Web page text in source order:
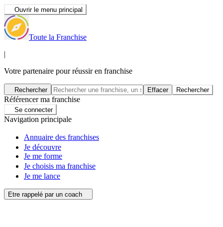
Ouvrir le menu principal
Toute la Franchise
|
Votre partenaire pour réussir en franchise
Rechercher Effacer Rechercher
Référencer ma franchise
Se connecter
Navigation principale
Annuaire des franchises
Je découvre
Je me forme
Je choisis ma franchise
Je me lance
Etre rappelé par un coach